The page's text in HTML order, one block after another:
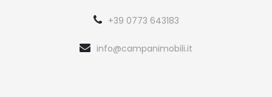
+39 0773 643183
info@campanimobili.it